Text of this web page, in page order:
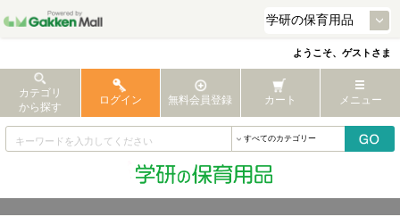
ようこそ、ゲストさま
カテゴリ
から探す
ログイン 無料会員登録 カート メニュー